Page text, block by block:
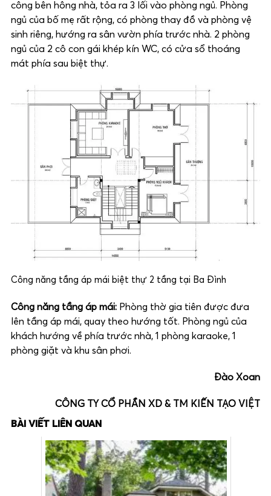
công bên hông nhà, tỏa ra 3 lối vào phòng ngủ. Phòng
ngủ của bố mẹ rất rộng, có phòng thay đồ và phòng vệ
sinh riêng, hướng ra sân vườn phía trước nhà. 2 phòng
ngủ của 2 cô con gái khép kín WC, có cửa sổ thoáng
mát phía sau biệt thự.
Công năng tầng áp mái biệt thự 2 tầng tại Ba Đình
Công năng tầng áp mái:Phòng thờ gia tiên được đưa
lên tầng áp mái, quay theo hướng tốt. Phòng ngủ của
khách hướng về phía trước nhà, 1 phòng karaoke, 1
phòng giặt và khu sân phơi.
Đào Xoan
CÔNG TY CỔ PHẦN XD & TM KIẾN TẠO VIỆT
BÀI VIẾT LIÊN QUAN